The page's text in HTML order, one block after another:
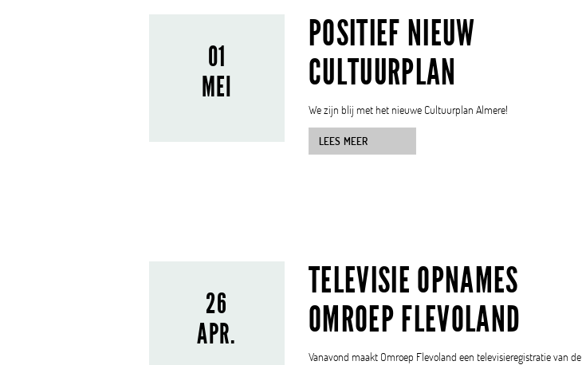
01
MEI
POSITIEF NIEUW
CULTUURPLAN
We zijn blij met het nieuwe Cultuurplan Almere!
LEES MEER
26
APR.
TELEVISIE OPNAMES
OMROEP FLEVOLAND
Vanavond maakt Omroep Flevoland een televisieregistratie van de